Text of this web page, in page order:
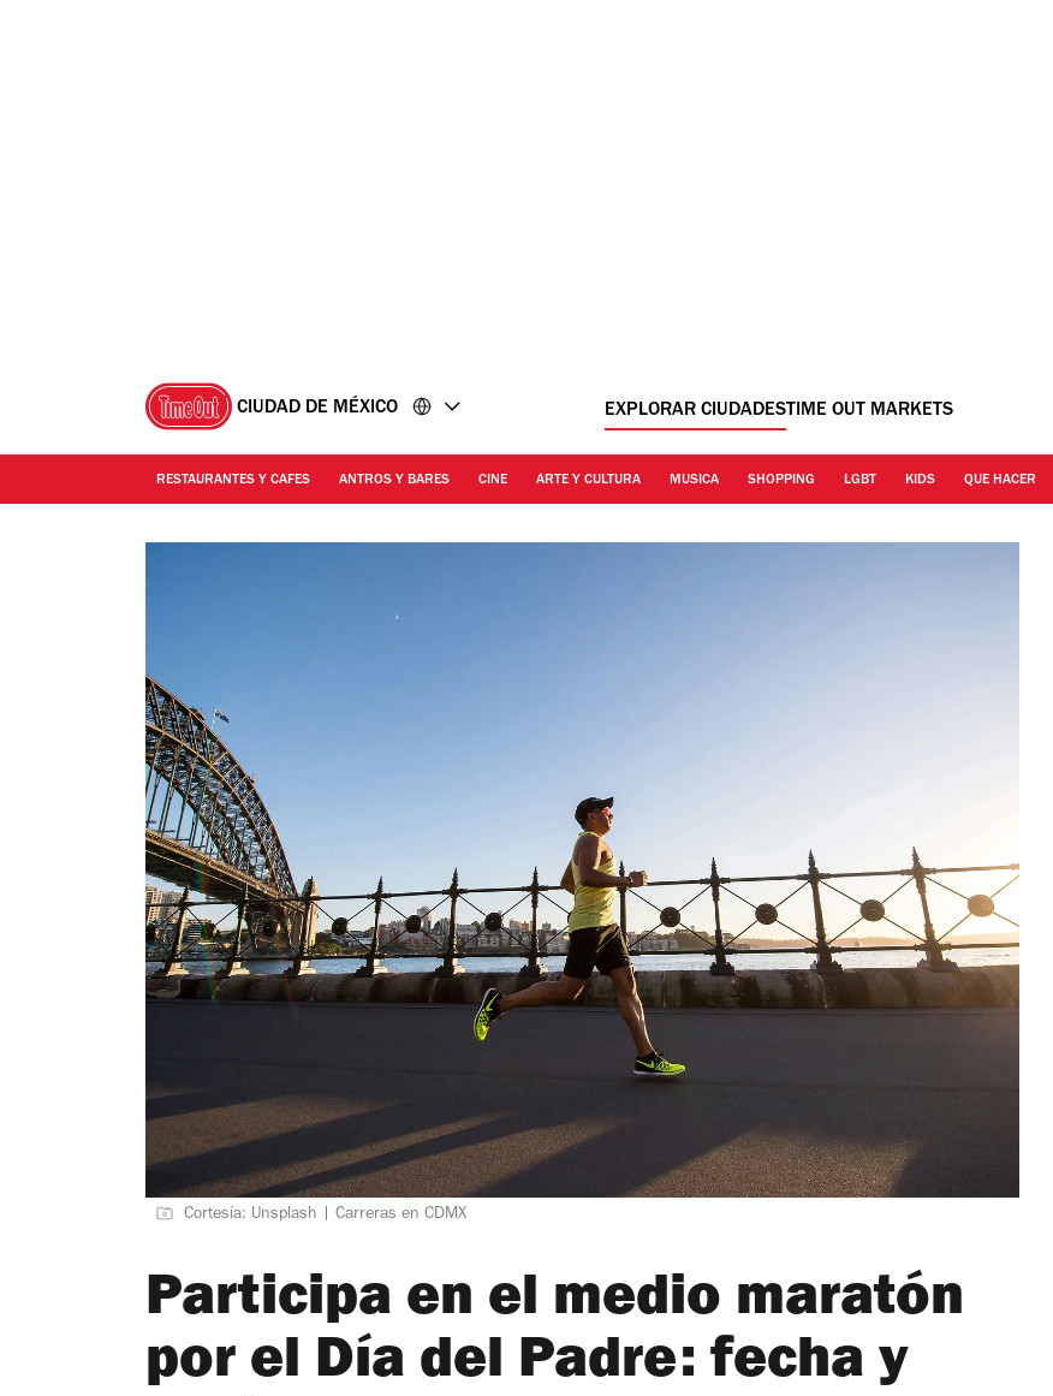
CIUDAD DE MÉXICO EXPLORAR CIUDADESTIME OUT MARKETS
RESTAURANTES Y CAFES ANTROS Y BARES CINE ARTE Y CULTURA MUSICA SHOPPING LGBT KIDS QUE HACER
Cortesía: Unsplash | Carreras en CDMX
Participa en el medio maratón
por el Día del Padre: fecha y